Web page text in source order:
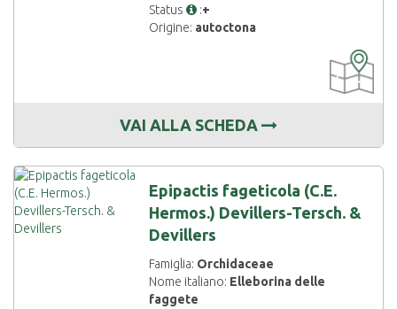
Status
:+
Origine: autoctona
DISPONIBILE
VAI ALLA SCHEDA
Epipactis fageticola (C.E.
Hermos.) Devillers-Tersch. &
Devillers
Famiglia: Orchidaceae
Nome italiano: Elleborina delle
faggete